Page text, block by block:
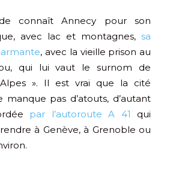
connaît Annecy pour son
avec lac et montagnes, sa
, avec la vieille prison au
qui lui vaut le surnom de
». Il est vrai que la cité
manque pas d’atouts, d’autant
par l’autoroute A 41 qui
à Genève, à Grenoble ou